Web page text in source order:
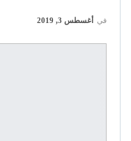
في أغسطس 3, 2019